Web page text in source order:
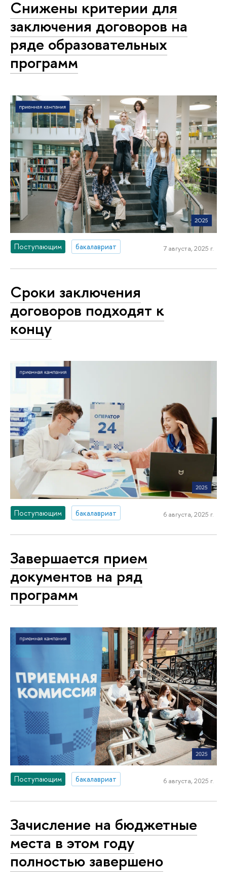
Снижены критерии для
заключения договоров на
ряде образовательных
программ
Поступающим бакалавриат 7 августа, 2025 г.
Сроки заключения
договоров подходят к
концу
Поступающим бакалавриат 6 августа, 2025 г.
Завершается прием
документов на ряд
программ
Поступающим бакалавриат 6 августа, 2025 г.
Зачисление на бюджетные
места в этом году
полностью завершено